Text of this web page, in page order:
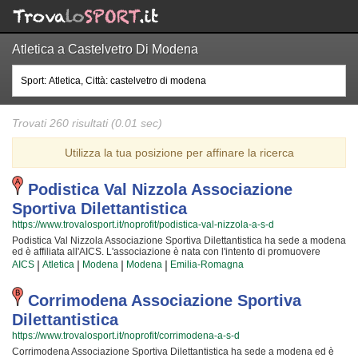
Atletica a Castelvetro Di Modena
Trovati 260 risultati (0.01 sec)
Utilizza la tua posizione per affinare la ricerca
Podistica Val Nizzola Associazione
Sportiva Dilettantistica
https://www.trovalosport.it/noprofit/podistica-val-nizzola-a-s-d
Podistica Val Nizzola Associazione Sportiva Dilettantistica ha sede a modena
ed è affiliata all'AICS. L'associazione è nata con l'intento di promuovere
l'atletica proponendo gare sul territorio e corsi per bambini, ragazzi e adulti.
L'attività è incentrata sia sullo sviluppo delle capacità motorie e fisiche degli
atleti sia sulla implementazione di quelle qualità personali che si
acquisiscono quotidianamente affrontando sfide complesse. Proprio per
questo motivo gli istruttori sono tra i più preparati della zona e sono in grado
di trasmettere quei valori in cui Podistica Val Nizzola Associazione Sportiva
Dilettantistica crede fin dalla sua nascita. La passione, i sacrifici e la continua
ricerca della chiave per migliorare e superare i propri limiti personali
rendono l'atletica uno sport unico e da cui si viene immediatamente stupiti.
AICS | Atletica | Modena | Modena | Emilia-Romagna
Corrimodena Associazione Sportiva
Dilettantistica
https://www.trovalosport.it/noprofit/corrimodena-a-s-d
Corrimodena Associazione Sportiva Dilettantistica ha sede a modena ed è